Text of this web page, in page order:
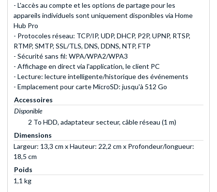
- L'accès au compte et les options de partage pour les
appareils individuels sont uniquement disponibles via Home
Hub Pro
- Protocoles réseau: TCP/IP, UDP, DHCP, P2P, UPNP, RTSP,
RTMP, SMTP, SSL/TLS, DNS, DDNS, NTP, FTP
- Sécurité sans fil: WPA/WPA2/WPA3
- Affichage en direct via l'application, le client PC
- Lecture: lecture intelligente/historique des événements
- Emplacement pour carte MicroSD: jusqu'à 512 Go
Accessoires
Disponible
2 To HDD, adaptateur secteur, câble réseau (1 m)
Dimensions
Largeur: 13,3 cm x Hauteur: 22,2 cm x Profondeur/longueur:
18,5 cm
Poids
1,1 kg